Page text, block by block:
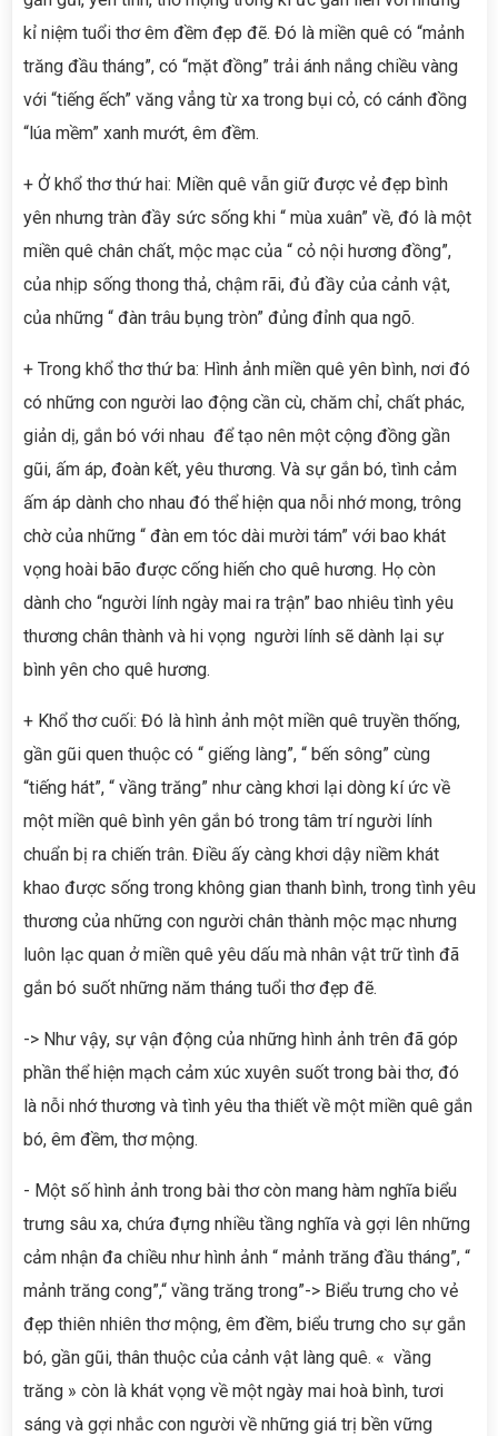
kỉ niệm tuổi thơ êm đềm đẹp đẽ. Đó là miền quê có “mảnh
trăng đầu tháng”, có “mặt đồng” trải ánh nắng chiều vàng
với “tiếng ếch” văng vẳng từ xa trong bụi cỏ, có cánh đồng
“lúa mềm” xanh mướt, êm đềm.
+ Ở khổ thơ thứ hai: Miền quê vẫn giữ được vẻ đẹp bình
yên nhưng tràn đầy sức sống khi “ mùa xuân” về, đó là một
miền quê chân chất, mộc mạc của “ cỏ nội hương đồng”,
của nhịp sống thong thả, chậm rãi, đủ đầy của cảnh vật,
của những “ đàn trâu bụng tròn” đủng đỉnh qua ngõ.
+ Trong khổ thơ thứ ba: Hình ảnh miền quê yên bình, nơi đó
có những con người lao động cần cù, chăm chỉ, chất phác,
giản dị, gắn bó với nhau để tạo nên một cộng đồng gần
gũi, ấm áp, đoàn kết, yêu thương. Và sự gắn bó, tình cảm
ấm áp dành cho nhau đó thể hiện qua nỗi nhớ mong, trông
chờ của những “ đàn em tóc dài mười tám” với bao khát
vọng hoài bão được cống hiến cho quê hương. Họ còn
dành cho “người lính ngày mai ra trận” bao nhiêu tình yêu
thương chân thành và hi vọng người lính sẽ dành lại sự
bình yên cho quê hương.
+ Khổ thơ cuối: Đó là hình ảnh một miền quê truyền thống,
gần gũi quen thuộc có “ giếng làng”, “ bến sông” cùng
“tiếng hát”, “ vầng trăng” như càng khơi lại dòng kí ức về
một miền quê bình yên gắn bó trong tâm trí người lính
chuẩn bị ra chiến trân. Điều ấy càng khơi dậy niềm khát
khao được sống trong không gian thanh bình, trong tình yêu
thương của những con người chân thành mộc mạc nhưng
luôn lạc quan ở miền quê yêu dấu mà nhân vật trữ tình đã
gắn bó suốt những năm tháng tuổi thơ đẹp đẽ.
-> Như vậy, sự vận động của những hình ảnh trên đã góp
phần thể hiện mạch cảm xúc xuyên suốt trong bài thơ, đó
là nỗi nhớ thương và tình yêu tha thiết về một miền quê gắn
bó, êm đềm, thơ mộng.
- Một số hình ảnh trong bài thơ còn mang hàm nghĩa biểu
trưng sâu xa, chứa đựng nhiều tầng nghĩa và gợi lên những
cảm nhận đa chiều như hình ảnh “ mảnh trăng đầu tháng”, “
mảnh trăng cong”,“ vầng trăng trong”-> Biểu trưng cho vẻ
đẹp thiên nhiên thơ mộng, êm đềm, biểu trưng cho sự gắn
bó, gần gũi, thân thuộc của cảnh vật làng quê. « vầng
trăng » còn là khát vọng về một ngày mai hoà bình, tươi
sáng và gợi nhắc con người về những giá trị bền vững